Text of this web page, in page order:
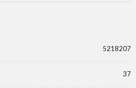
5218207
37